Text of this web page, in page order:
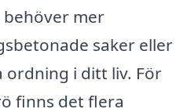
mer
saker eller
ordning i ditt liv. För
finns det flera